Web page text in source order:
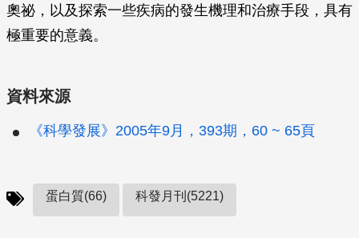
奧祕，以及探索一些疾病的發生機理和治療手段，具有
極重要的意義。
資料來源
《科學發展》2005年9月，393期，60 ~ 65頁
蛋白質(66) 科發月刊(5221)